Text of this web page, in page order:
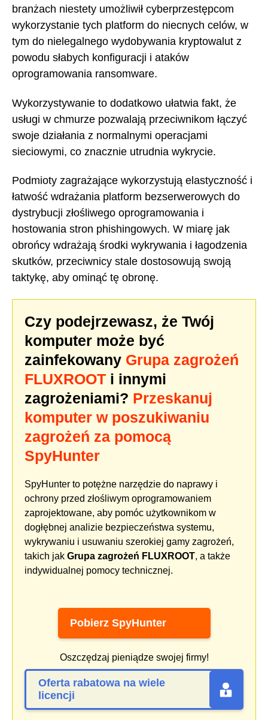
branżach niestety umożliwił cyberprzestępcom
wykorzystanie tych platform do niecnych celów, w
tym do nielegalnego wydobywania kryptowalut z
powodu słabych konfiguracji i ataków
oprogramowania ransomware.
Wykorzystywanie to dodatkowo ułatwia fakt, że
usługi w chmurze pozwalają przeciwnikom łączyć
swoje działania z normalnymi operacjami
sieciowymi, co znacznie utrudnia wykrycie.
Podmioty zagrażające wykorzystują elastyczność i
łatwość wdrażania platform bezserwerowych do
dystrybucji złośliwego oprogramowania i
hostowania stron phishingowych. W miarę jak
obrońcy wdrażają środki wykrywania i łagodzenia
skutków, przeciwnicy stale dostosowują swoją
taktykę, aby ominąć tę obronę.
Czy podejrzewasz, że Twój
komputer może być
zainfekowany Grupa zagrożeń
FLUXROOT i innymi
zagrożeniami? Przeskanuj
komputer w poszukiwaniu
zagrożeń za pomocą
SpyHunter
SpyHunter to potężne narzędzie do naprawy i
ochrony przed złośliwym oprogramowaniem
zaprojektowane, aby pomóc użytkownikom w
dogłębnej analizie bezpieczeństwa systemu,
wykrywaniu i usuwaniu szerokiej gamy zagrożeń,
takich jak Grupa zagrożeń FLUXROOT, a także
indywidualnej pomocy technicznej.
Pobierz SpyHunter
Oszczędzaj pieniądze swojej firmy!
Oferta rabatowa na wiele
licencji